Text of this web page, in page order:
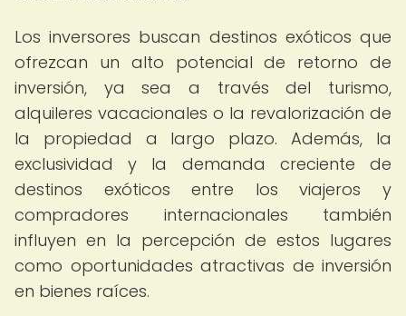
Los inversores buscan destinos exóticos que
ofrezcan un alto potencial de retorno de
inversión, ya sea a través del turismo,
alquileres vacacionales o la revalorización de
la propiedad a largo plazo. Además, la
exclusividad y la demanda creciente de
destinos exóticos entre los viajeros y
compradores internacionales también
influyen en la percepción de estos lugares
como oportunidades atractivas de inversión
en bienes raíces.